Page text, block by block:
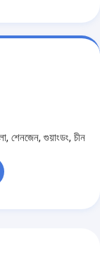
শেনজেন, গুয়াংডং, চীন